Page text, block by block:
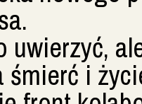
uwierzyć,
i